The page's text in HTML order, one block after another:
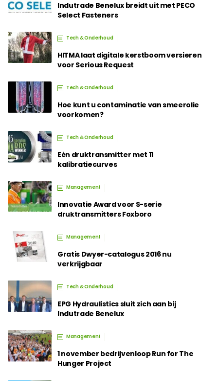
Indutrade Benelux breidt uit met PECO
Select Fasteners
Tech & Onderhoud
HITMA laat digitale kerstboom versieren
voor Serious Request
Tech & Onderhoud
Hoe kunt u contaminatie van smeerolie
voorkomen?
Tech & Onderhoud
Eén druktransmitter met 11
kalibratiecurves
Management
Innovatie Award voor S-serie
druktransmitters Foxboro
Management
Gratis Dwyer-catalogus 2016 nu
verkrijgbaar
Tech & Onderhoud
EPG Hydraulistics sluit zich aan bij
Indutrade Benelux
Management
1 november bedrijvenloop Run for The
Hunger Project